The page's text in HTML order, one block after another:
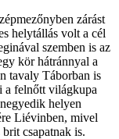
zárást
helytállás volt a cél
szemben is az
kör hátránnyal a
tavaly Táborban is
a felnőtt világkupa
helyen
Liévinben, mivel
csapatnak is.